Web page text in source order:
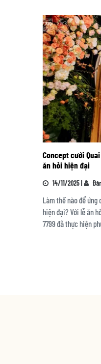
Concept cưới
ăn hỏi hiện đại
14/11/2025 |
Làm thế nào để
hiện đại? Với lễ ăn
7799 đã thực hiện